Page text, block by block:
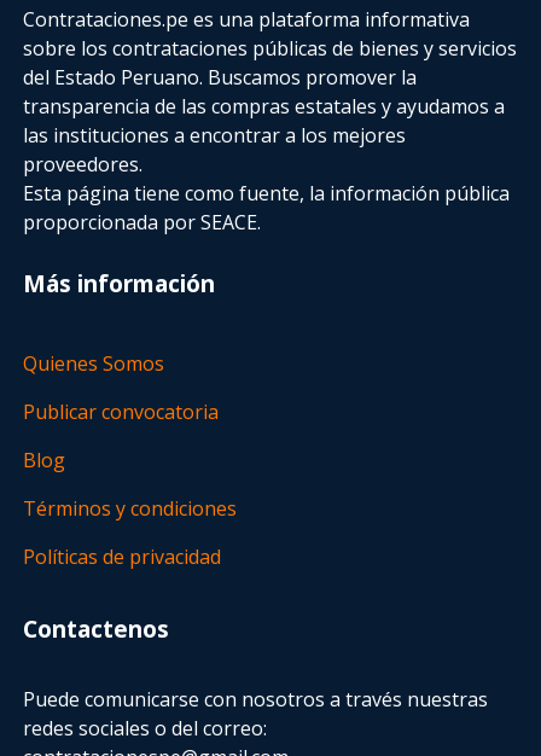
Contrataciones.pe es una plataforma informativa
sobre los contrataciones públicas de bienes y servicios
del Estado Peruano. Buscamos promover la
transparencia de las compras estatalesy ayudamos a
las instituciones a encontrar a los mejores
proveedores.
Esta página tiene como fuente, la información pública
proporcionada por SEACE.
Más información
Quienes Somos
Publicar convocatoria
Blog
Términos y condiciones
Políticas de privacidad
Contactenos
Puede comunicarse con nosotros a través nuestras
redes sociales o del correo: